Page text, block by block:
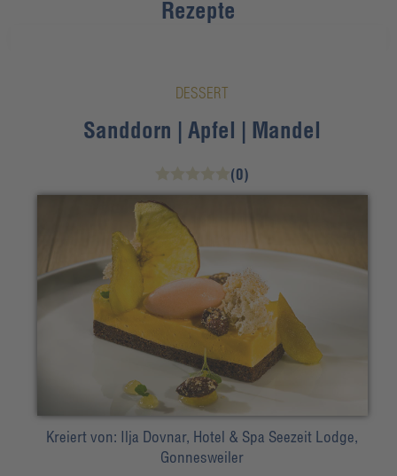
Rezepte
DESSERT
Sanddorn | Apfel | Mandel
(0)
Kreiert von: Ilja Dovnar, Hotel & Spa Seezeit Lodge,
Gonnesweiler